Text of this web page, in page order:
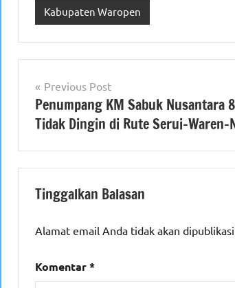
Kabupaten Waropen
Navigasi
pos
Previous Post
Penumpang KM Sabuk Nusantara
Tidak Dingin di Rute
Tinggalkan Balasan
Alamat email Anda tidak akan
Komentar*